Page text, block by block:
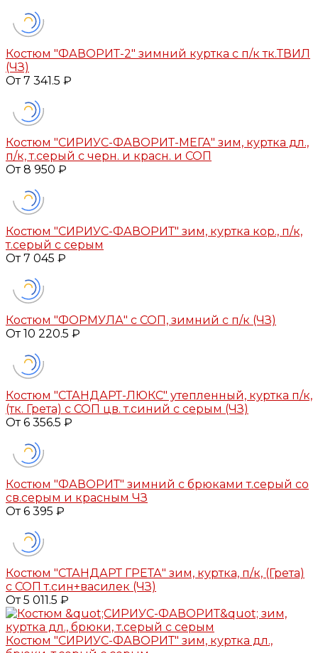
Костюм "ФАВОРИТ-2" зимний куртка с п/к тк.ТВИЛ
(ЧЗ)
От 7 341.5 ₽
Костюм "СИРИУС-ФАВОРИТ-МЕГА" зим, куртка дл.,
п/к, т.серый с черн. и красн. и СОП
От 8 950 ₽
Костюм "СИРИУС-ФАВОРИТ" зим, куртка кор., п/к,
т.серый с серым
От 7 045 ₽
Костюм "ФОРМУЛА" с СОП, зимний с п/к (ЧЗ)
От 10 220.5 ₽
Костюм "СТАНДАРТ-ЛЮКС" утепленный, куртка п/к,
(тк. Грета) с СОП цв. т.синий с серым (ЧЗ)
От 6 356.5 ₽
Костюм "ФАВОРИТ" зимний с брюками т.серый со
св.серым и красным ЧЗ
От 6 395 ₽
Костюм "СТАНДАРТ ГРЕТА" зим, куртка, п/к, (Грета)
с СОП т.син+василек (ЧЗ)
От 5 011.5 ₽
Костюм "СИРИУС-ФАВОРИТ" зим, куртка дл.,